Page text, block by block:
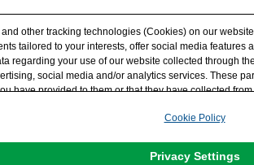
other tracking technologies (Cookies) on our
tailored to your interests, offer social media features
regarding your use of our website collected through
social media and/or analytics services. These
have provided to them or that they have collected
except for Strictly Necessary Cookies, please
your consent or rejection settings at any time via
Cookie Policy
Privacy Settings